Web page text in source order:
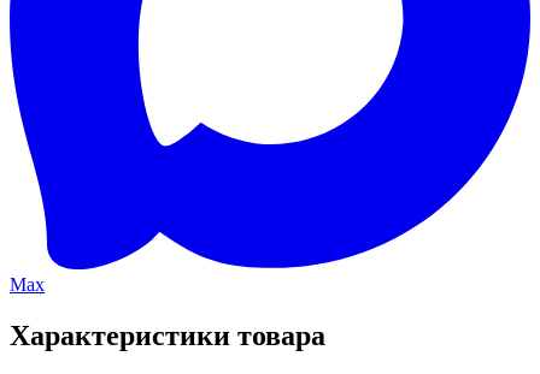
Max
Характеристики товара